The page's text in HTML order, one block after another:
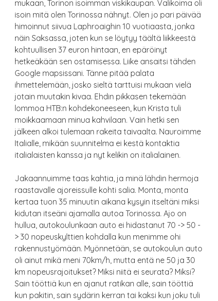
mukaan, Torinon isoimman viskikaupan. Valikoima oli
isoin mitä olen Torinossa nähnyt. Olen jo pari päivää
himoinnut siivua Laphroaighin 10 vuotiaasta, jonka
näin Saksassa, joten kun se löytyy täältä liikkeestä
kohtuullisen 37 euron hintaan, en epäröinyt
hetkeäkään sen ostamisessa. Liike ansaitsi tähden
Google mapsissani. Tänne pitää palata
ihmettelemään, josko sieltä tarttuisi mukaan vielä
jotain muutakin kivaa. Ehdin pikkasen tekemään
lommoa HTB:n kohdekoneeseen, kun Krista tuli
moikkaamaan minua kahvilaan. Vain hetki sen
jälkeen alkoi tulemaan rakeita taivaalta. Nauroimme
Italialle, mikään suunnitelma ei kestä kontaktia
italialaisten kanssa ja nyt kelikin on italialainen.
Jakaannuimme taas kahtia, ja minä lähdin hermoja
raastavalle ajoreissulle kohti salia. Monta, monta
kertaa tuon 35 minuutin aikana kysyin itseltäni miksi
kidutan itseäni ajamalla autoa Torinossa. Ajo on
hullua, autokoulunkaan auto ei hidastanut 70 -> 50 -
> 30 nopeuskylttien kohdalla kun menimme ohi
rakennustyömään. Myönnetään, se autokoulun auto
oli ainut mikä meni 70km/h, mutta entä ne 50 ja 30
km nopeusrajoitukset? Miksi niitä ei seurata? Miksi?
Sain tööttiä kun en ajanut ratikan alle, sain tööttiä
kun pakitin, sain sydärin kerran tai kaksi kun joku tuli